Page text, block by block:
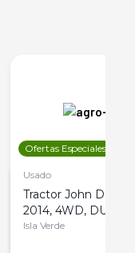
Ofertas Especiales
Usado
Tractor John Deere
2014, 4WD, DUAL
Isla Verde